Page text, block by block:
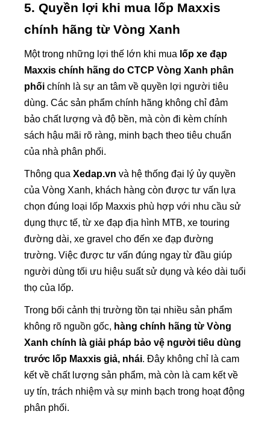
5. Quyền lợi khi mua lốp Maxxis
chính hãng từ Vòng Xanh
Một trong những lợi thế lớn khi mua lốp xe đạp
Maxxis chính hãng do CTCP Vòng Xanh phân
phối chính là sự an tâm về quyền lợi người tiêu
dùng. Các sản phẩm chính hãng không chỉ đảm
bảo chất lượng và độ bền, mà còn đi kèm chính
sách hậu mãi rõ ràng, minh bạch theo tiêu chuẩn
của nhà phân phối.
Thông qua Xedap.vn và hệ thống đại lý ủy quyền
của Vòng Xanh, khách hàng còn được tư vấn lựa
chọn đúng loại lốp Maxxis phù hợp với nhu cầu sử
dụng thực tế, từ xe đạp địa hình MTB, xe touring
đường dài, xe gravel cho đến xe đạp đường
trường. Việc được tư vấn đúng ngay từ đầu giúp
người dùng tối ưu hiệu suất sử dụng và kéo dài tuổi
thọ của lốp.
Trong bối cảnh thị trường tồn tại nhiều sản phẩm
không rõ nguồn gốc, hàng chính hãng từ Vòng
Xanh chính là giải pháp bảo vệ người tiêu dùng
trước lốp Maxxis giả, nhái. Đây không chỉ là cam
kết về chất lượng sản phẩm, mà còn là cam kết về
uy tín, trách nhiệm và sự minh bạch trong hoạt động
phân phối.